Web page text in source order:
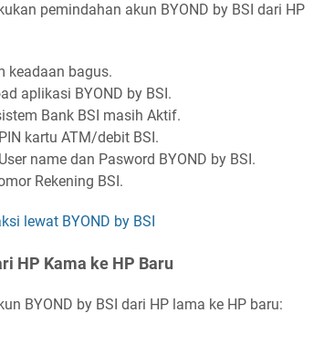
pemindahan akun BYOND by BSI dari HP
keadaan bagus.
aplikasi BYOND by BSI.
Bank BSI masih Aktif.
kartu ATM/debit BSI.
name dan Pasword BYOND by BSI.
Rekening BSI.
lewat BYOND by BSI
HP Kama ke HP Baru
BYOND by BSI dari HP lama ke HP baru: